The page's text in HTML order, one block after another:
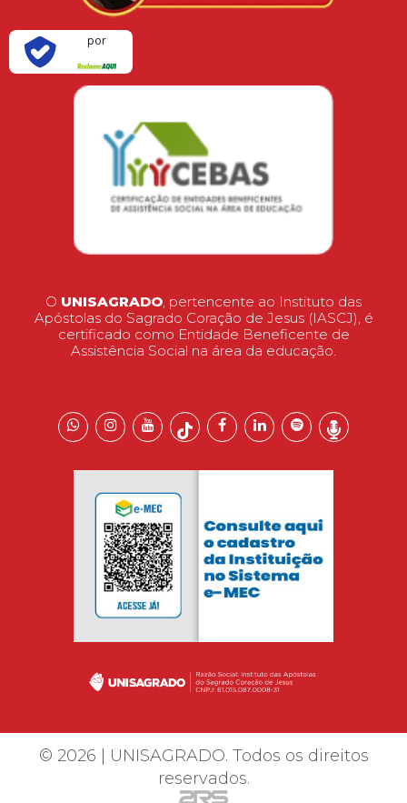
por
O UNISAGRADO, pertencente ao Instituto das
Apóstolas do Sagrado Coração de Jesus (IASCJ), é
certificado como Entidade Beneficente de
Assistência Social na área da educação.
© 2026 | UNISAGRADO. Todos os direitos
reservados.